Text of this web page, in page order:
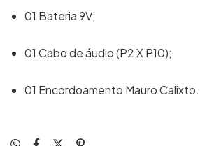
01 Bateria 9V;
01 Cabo de áudio (P2 X P10);
01 Encordoamento Mauro Calixto.